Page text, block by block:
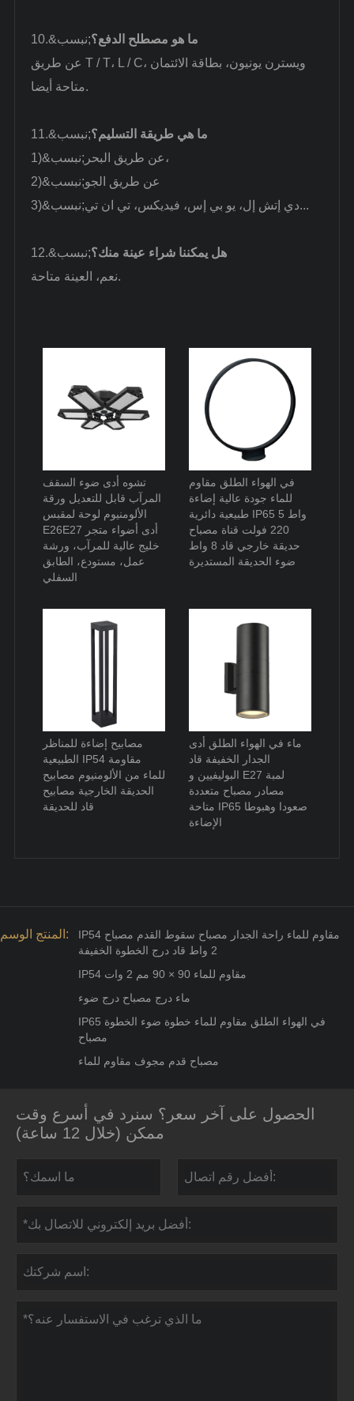
10.&نبسب;ما هو مصطلح الدفع؟
عن طريق T / T، L / C، ويسترن يونيون، بطاقة الائتمان
متاحة أيضا.
11.&نبسب;ما هي طريقة التسليم؟
1)&نبسب;
عن طريق البحر،
2)&نبسب;عن طريق الجو
3)&نبسب;
دي إتش إل، يو بي إس، فيديكس، تي ان تي...
12.&نبسب;هل يمكننا شراء عينة منك؟
نعم، العينة متاحة.
تشوه أدى ضوء السقف
المرآب قابل للتعديل ورقة
الألومنيوم لوحة لمقبس
E26E27 أدى أضواء متجر
خليج عالية للمرآب، ورشة
عمل، مستودع، الطابق
السفلي
في الهواء الطلق مقاوم
للماء جودة عالية إضاءة
طبيعية دائرية IP65 5 واط
220 فولت قناة مصباح
حديقة خارجي قاد 8 واط
ضوء الحديقة المستديرة
مصابيح إضاءة للمناظر
الطبيعية IP54 مقاومة
للماء من الألومنيوم مصابيح
الحديقة الخارجية مصابيح
قاد للحديقة
ماء في الهواء الطلق أدى
الجدار الخفيفة قاد
البوليفيين و E27 لمبة
مصادر مصباح متعددة
متاحة IP65 صعودا وهبوطا
الإضاءة
المنتج الوسم:
IP54 مقاوم للماء راحة الجدار مصباح سقوط القدم مصباح
2 واط قاد درج الخطوة الخفيفة
IP54 مقاوم للماء 90 × 90 مم 2 وات
ماء درج مصباح درج ضوء
IP65 في الهواء الطلق مقاوم للماء خطوة ضوء الخطوة
مصباح
مصباح قدم مجوف مقاوم للماء
الحصول على آخر سعر؟ سنرد في أسرع وقت
ممكن (خلال 12 ساعة)